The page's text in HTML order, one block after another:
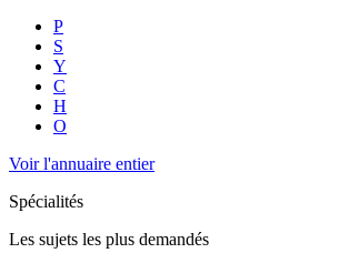
P
S
Y
C
H
O
Voir l'annuaire entier
Spécialités
Les sujets les plus demandés